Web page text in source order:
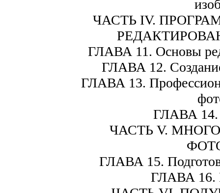
ЧАСТЬ IV.
ГЛАВА 11. Основы
ГЛАВА 12.
ГЛАВА 13.
ГЛАВА 14.
ЧАСТЬ V.
ГЛАВА 15.
ГЛАВА 16.